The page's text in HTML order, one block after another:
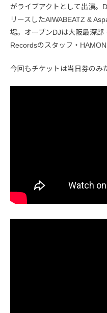
がライブアクトとして出演。
リースしたAIWABEATZ &
場。オープンDJは大阪最深
Recordsのスタッフ・HAMON
今回もチケットは当日券のみ